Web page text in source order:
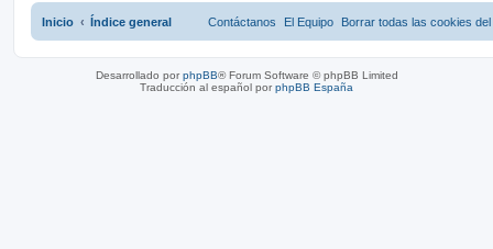
Inicio Índice general Borrar todas las cookies del
El Equipo
Contáctanos
Desarrollado porphpBB® Forum Software © phpBB Limited
Traducción al español porphpBB España